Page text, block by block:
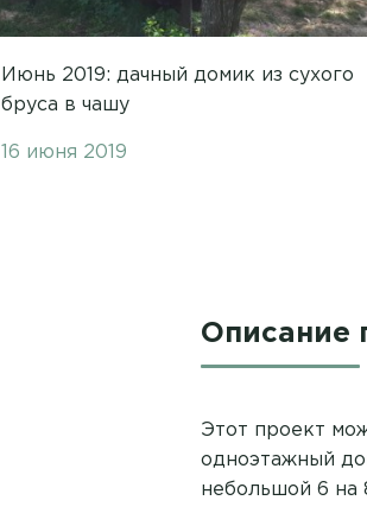
Июнь 2019: дачный домик из сухого
бруса в чашу
16 июня 2019
Описание
Этот проект
одноэтажный
небольшой 6 на